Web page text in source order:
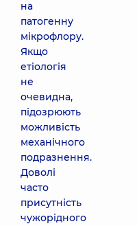
на
патогенну
мікрофлору.
Якщо
етіологія
не
очевидна,
підозрюють
можливість
механічного
подразнення.
Доволі
часто
присутність
чужорідного